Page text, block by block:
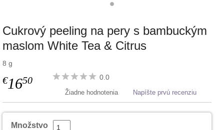
Cukrový peeling na pery s bambuckým
maslom White Tea & Citrus
8 g
€1650 0.0
Žiadne hodnotenia Napíšte prvú recenziu
Množstvo